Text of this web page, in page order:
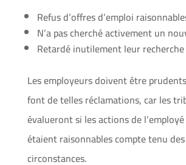
Refus d’offres d’emploi
N’a pas cherché activement un
Retardé inutilement leur recherche
Les employeurs doivent être
font de telles réclamations, car les
évalueront si les actions de
étaient raisonnables compte tenu des
circonstances.